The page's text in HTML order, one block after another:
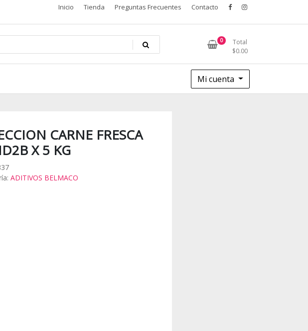
Inicio Tienda Preguntas Frecuentes Contacto
0
Total
$0.00
Mi cuenta
CARNE FRESCA
X 5 KG
ADITIVOS BELMACO